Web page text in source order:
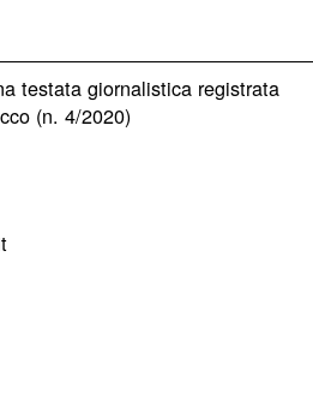
testata giornalistica registrata
(n. 4/2020)